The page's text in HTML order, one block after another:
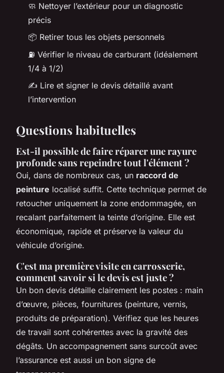
🧼 Nettoyer l’extérieur pour un diagnostic
précis
📦 Retirer tous les objets personnels
⛽ Vérifier le niveau de carburant (idéalement
1/4 à 1/2)
✍️ Lire et signer le devis détaillé avant
l’intervention
Questions habituelles
Est-il possible de faire réparer une rayure
profonde sans repeindre tout l'élément ?
Oui, dans de nombreux cas, un raccord de
peinture localisé suffit. Cette technique permet de
retoucher uniquement la zone endommagée, en
recalant parfaitement la teinte d’origine. Elle est
économique, rapide et préserve la valeur du
véhicule d’origine.
C'est ma première visite en carrosserie,
comment savoir si le devis est juste ?
Un bon devis détaille clairement les postes : main
d’œuvre, pièces, fournitures (peinture, vernis,
produits de préparation). Vérifiez que les heures
de travail sont cohérentes avec la gravité des
dégâts. Un accompagnement sans surcoût avec
l’assurance est aussi un bon signe de